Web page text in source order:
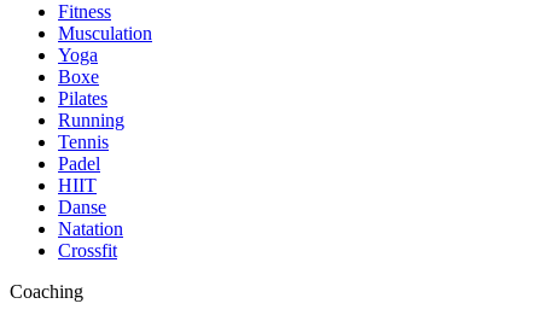
Fitness
Musculation
Yoga
Boxe
Pilates
Running
Tennis
Padel
HIIT
Danse
Natation
Crossfit
Coaching